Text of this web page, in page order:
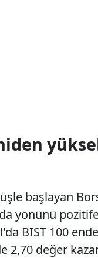
başlayan
yönünü
BIST 100
2,70 değer